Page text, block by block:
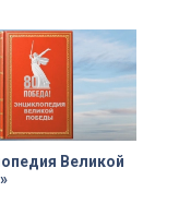
Великой